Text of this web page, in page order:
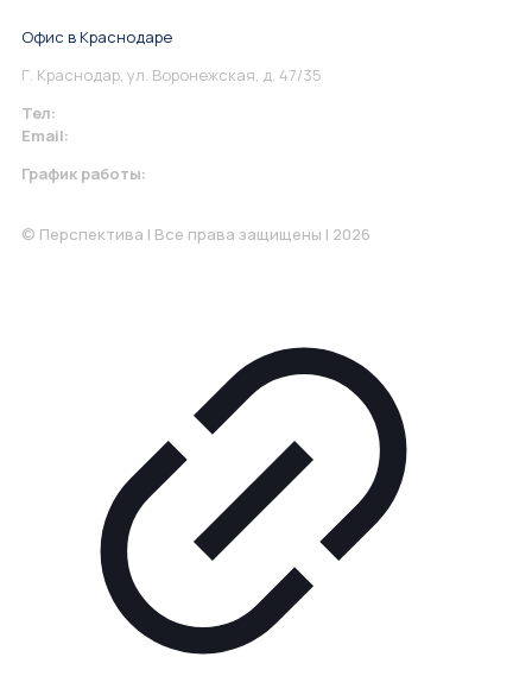
Офис в Краснодаре
Г. Краснодар, ул. Воронежская, д. 47/35
Тел:
Email:
График работы:
© Перспектива | Все права защищены | 2026